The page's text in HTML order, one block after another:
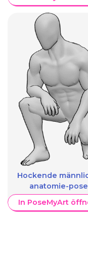
Hockende
anatomie-pose
In PoseMyArt